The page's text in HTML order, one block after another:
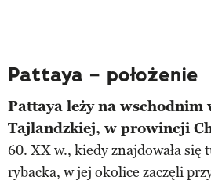
Pattaya – położenie
Pattaya leży na wschodnim
Tajlandzkiej, w prowincji
60. XX w., kiedy znajdowała się
rybacka, w jej okolice zaczęli